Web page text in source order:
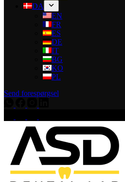
DA
EN
FR
ES
DE
IT
BG
KO
PL
Send forespørgsel